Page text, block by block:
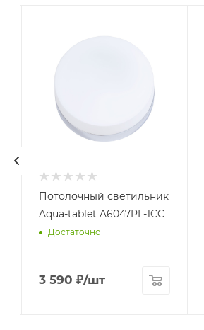
Потолочный светильник
Aqua-tablet A6047PL-1CC
Достаточно
3 590 ₽/шт